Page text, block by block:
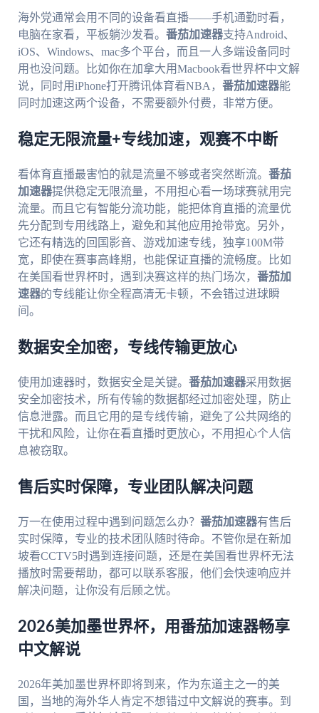
海外党通常会用不同的设备看直播——手机通勤时看，
电脑在家看，平板躺沙发看。 番茄加速器支持Android、
iOS、Windows、mac多个平台，而且一人多端设备同时
用也没问题。比如你在加拿大用Macbook看世界杯中文解
说，同时用iPhone打开腾讯体育看NBA， 番茄加速器能
同时加速这两个设备，不需要额外付费，非常方便。
稳定无限流量+专线加速，观赛不中断
看体育直播最害怕的就是流量不够或者突然断流。 番茄
加速器提供稳定无限流量，不用担心看一场球赛就用完
流量。而且它有智能分流功能，能把体育直播的流量优
先分配到专用线路上，避免和其他应用抢带宽。另外，
它还有精选的回国影音、游戏加速专线，独享100M带
宽，即使在赛事高峰期，也能保证直播的流畅度。比如
在美国看世界杯时，遇到决赛这样的热门场次， 番茄加
速器的专线能让你全程高清无卡顿，不会错过进球瞬
间。
数据安全加密，专线传输更放心
使用加速器时，数据安全是关键。 番茄加速器采用数据
安全加密技术，所有传输的数据都经过加密处理，防止
信息泄露。而且它用的是专线传输，避免了公共网络的
干扰和风险，让你在看直播时更放心，不用担心个人信
息被窃取。
售后实时保障，专业团队解决问题
万一在使用过程中遇到问题怎么办？ 番茄加速器有售后
实时保障，专业的技术团队随时待命。不管你是在新加
坡看CCTV5时遇到连接问题，还是在美国看世界杯无法
播放时需要帮助，都可以联系客服，他们会快速响应并
解决问题，让你没有后顾之忧。
2026美加墨世界杯，用番茄加速器畅享
中文解说
2026年美加墨世界杯即将到来，作为东道主之一的美
国，当地的海外华人肯定不想错过中文解说的赛事。到